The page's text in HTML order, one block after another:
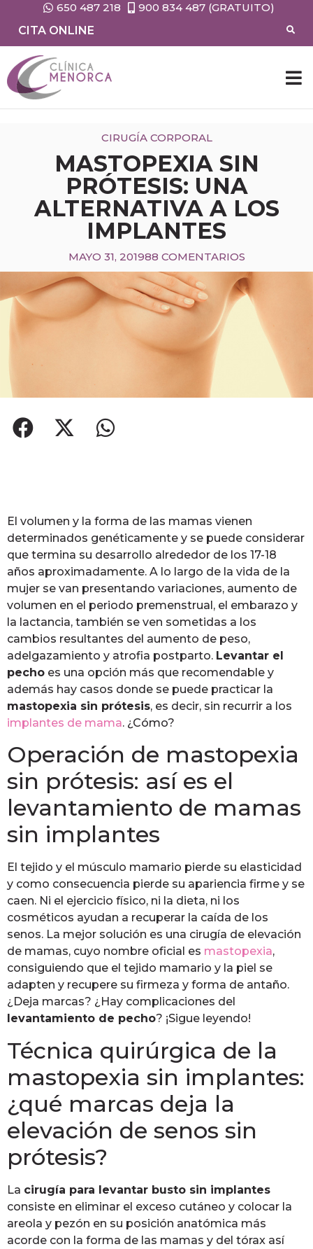
650 487 218
900 834 487 (GRATUITO)
CITA ONLINE
CIRUGÍA CORPORAL
MASTOPEXIA SIN
PRÓTESIS: UNA
ALTERNATIVA A LOS
IMPLANTES
MAYO 31, 201988 COMENTARIOS
El volumen y la forma de las mamas vienen
determinados genéticamente y se puede considerar
que termina su desarrollo alrededor de los 17-18
años aproximadamente. A lo largo de la vida de la
mujer se van presentando variaciones, aumento de
volumen en el periodo premenstrual, el embarazo y
la lactancia, también se ven sometidas a los
cambios resultantes del aumento de peso,
adelgazamiento y atrofia postparto. Levantar el
pecho es una opción más que recomendable y
además hay casos donde se puede practicar la
mastopexia sin prótesis, es decir, sin recurrir a los
implantes de mama. ¿Cómo?
Operación de mastopexia
sin prótesis: así es el
levantamiento de mamas
sin implantes
El tejido y el músculo mamario pierde su elasticidad
y como consecuencia pierde su apariencia firme y se
caen. Ni el ejercicio físico, ni la dieta, ni los
cosméticos ayudan a recuperar la caída de los
senos. La mejor solución es una cirugía de elevación
de mamas, cuyo nombre oficial es mastopexia,
consiguiendo que el tejido mamario y la piel se
adapten y recupere su firmeza y forma de antaño.
¿Deja marcas? ¿Hay complicaciones del
levantamiento de pecho? ¡Sigue leyendo!
Técnica quirúrgica de la
mastopexia sin implantes:
¿qué marcas deja la
elevación de senos sin
prótesis?
La cirugía para levantar busto sin implantes
consiste en eliminar el exceso cutáneo y colocar la
areola y pezón en su posición anatómica más
acorde con la forma de las mamas y del tórax así